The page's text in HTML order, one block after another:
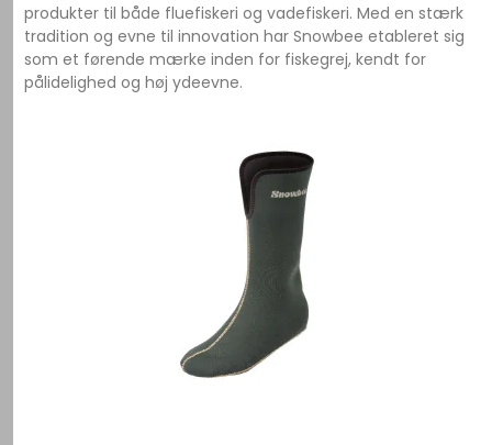
produkter til både fluefiskeri og vadefiskeri. Med en stærk
tradition og evne til innovation har Snowbee etableret sig
som et førende mærke inden for fiskegrej, kendt for
pålidelighed og høj ydeevne.